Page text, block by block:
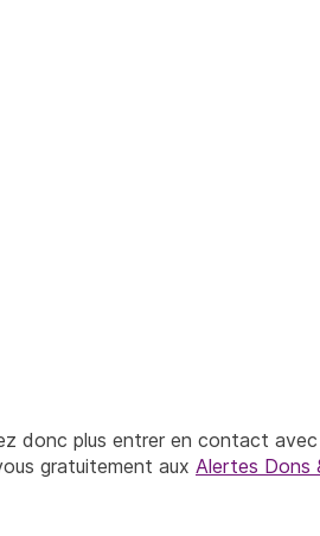
donc plus entrer en contact avec
gratuitement aux Alertes Dons